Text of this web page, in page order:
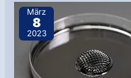
mit
Höhenforschungsrakete
vom
Weltraumbahnhof
März
8
2023